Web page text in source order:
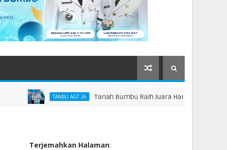
TANBU AGT 26 Tanah Bumbu Raih Juara Harapan 2 Lomba
Terjemahkan Halaman: